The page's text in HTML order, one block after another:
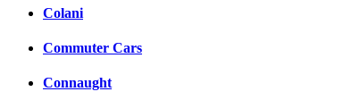
Colani
Commuter Cars
Connaught